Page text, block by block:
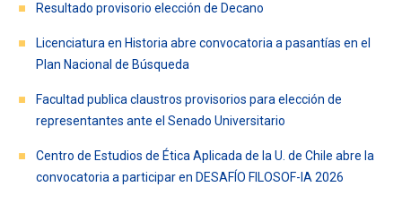
Resultado provisorio elección de Decano
Licenciatura en Historia abre convocatoria a pasantías en el
Plan Nacional de Búsqueda
Facultad publica claustros provisorios para elección de
representantes ante el Senado Universitario
Centro de Estudios de Ética Aplicada de la U. de Chile abre la
convocatoria a participar en DESAFÍO FILOSOF-IA 2026